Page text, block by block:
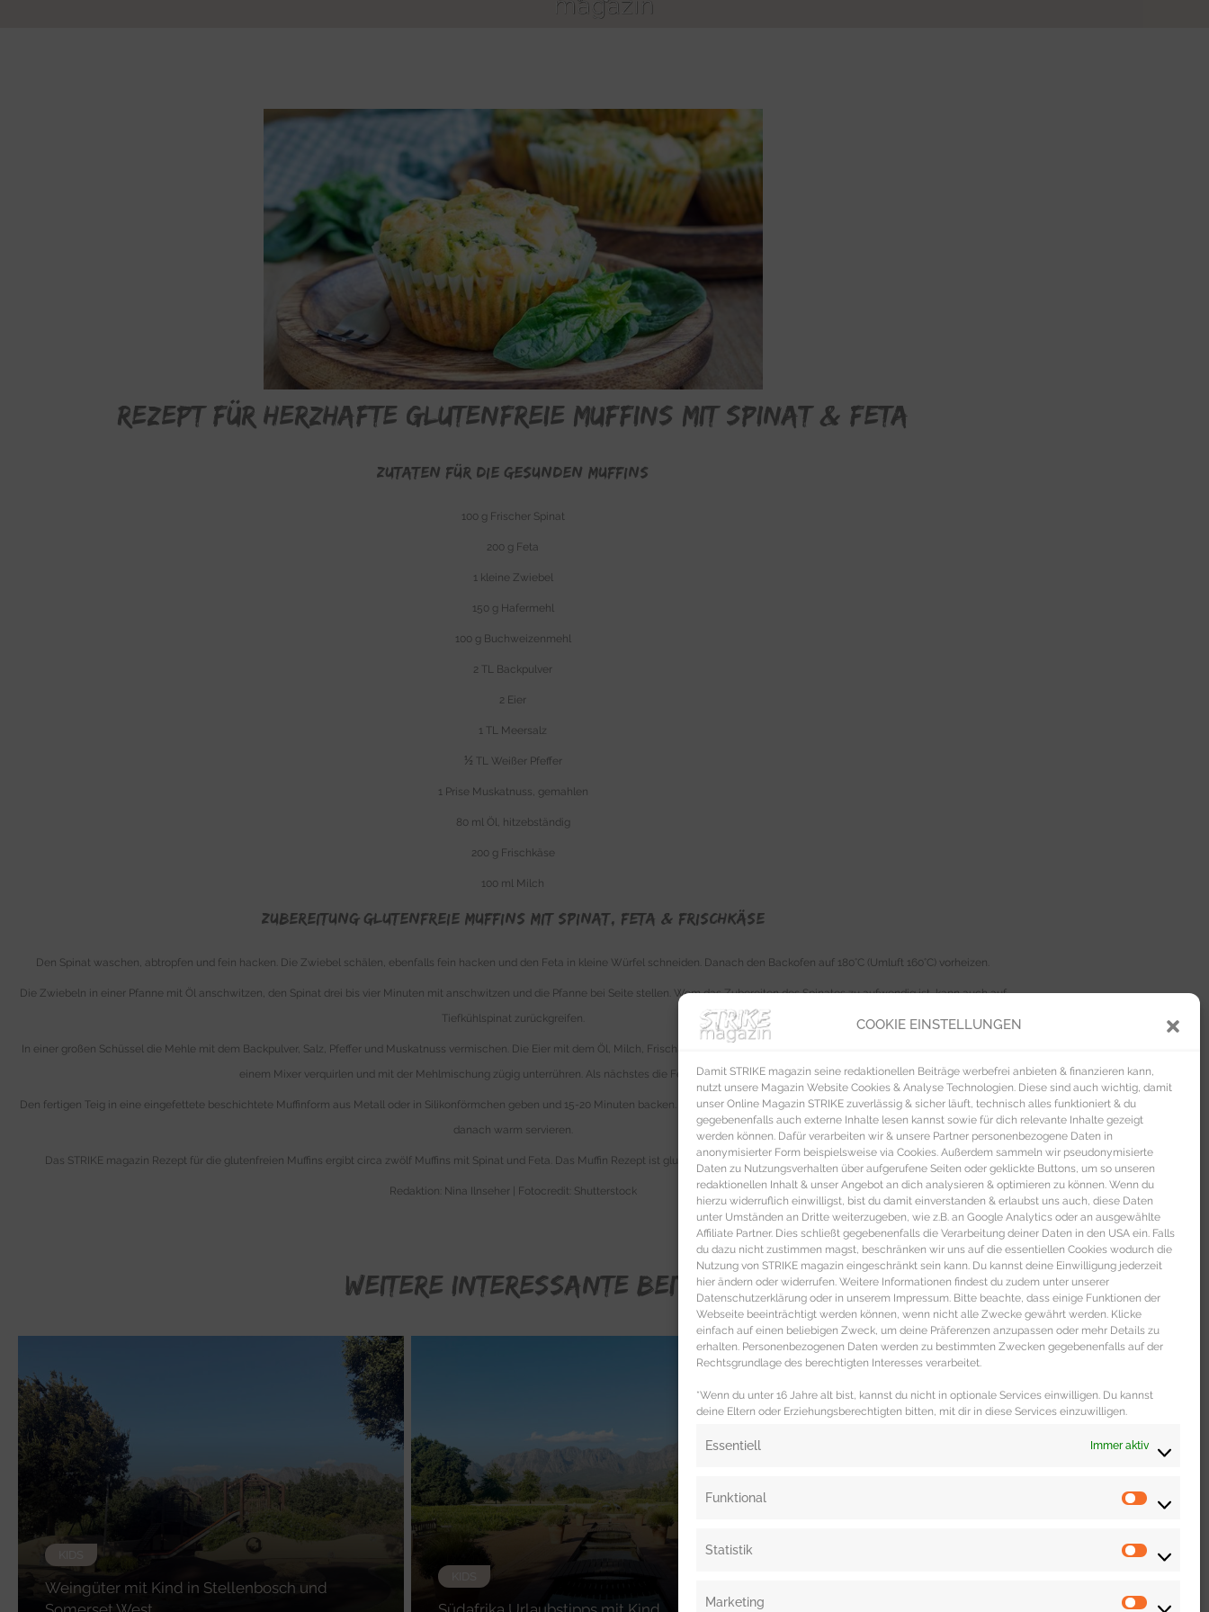
COOKIE EINSTELLUNGEN
Damit STRIKE magazin seine redaktionellen Beiträge werbefrei anbieten & finanzieren kann,
nutzt unsere Magazin Website Cookies & Analyse Technologien. Diese sind auch wichtig, damit
unser Online Magazin STRIKE zuverlässig & sicher läuft, technisch alles funktioniert & du
gegebenenfalls auch externe Inhalte lesen kannst sowie für dich relevante Inhalte gezeigt
werden können. Dafür verarbeiten wir & unsere Partner personenbezogene Daten in
anonymisierter Form beispielsweise via Cookies. Außerdem sammeln wir pseudonymisierte
Daten zu Nutzungsverhalten über aufgerufene Seiten oder geklickte Buttons, um so unseren
redaktionellen Inhalt & unser Angebot an dich analysieren & optimieren zu können. Wenn du
hierzu widerruflich einwilligst, bist du damit einverstanden & erlaubst uns auch, diese Daten
unter Umständen an Dritte weiterzugeben, wie z.B. an Google Analytics oder an ausgewählte
Affiliate Partner. Dies schließt gegebenenfalls die Verarbeitung deiner Daten in den USA ein. Falls
du dazu nicht zustimmen magst, beschränken wir uns auf die essentiellen Cookies wodurch die
Nutzung von STRIKE magazin eingeschränkt sein kann. Du kannst deine Einwilligung jederzeit
hier ändern oder widerrufen. Weitere Informationen findest du zudem unter unserer
Datenschutzerklärung oder in unserem Impressum. Bitte beachte, dass einige Funktionen der
Webseite beeinträchtigt werden können, wenn nicht alle Zwecke gewährt werden. Klicke
einfach auf einen beliebigen Zweck, um deine Präferenzen anzupassen oder mehr Details zu
erhalten. Personenbezogenen Daten werden zu bestimmten Zwecken gegebenenfalls auf der
Rechtsgrundlage des berechtigten Interesses verarbeitet.
*Wenn du unter 16 Jahre alt bist, kannst du nicht in optionale Services einwilligen. Du kannst
deine Eltern oder Erziehungsberechtigten bitten, mit dir in diese Services einzuwilligen.
Essentiell Immer aktiv
Funktional
Statistik
Marketing
Rezept für herzhafte glutenfreie Muffins mit Spinat & Feta
Zutaten für die gesunden Muffins
100 g Frischer Spinat
200 g Feta
1 kleine Zwiebel
150 g Hafermehl
100 g Buchweizenmehl
2 TL Backpulver
2 Eier
1 TL Meersalz
½ TL Weißer Pfeffer
1 Prise Muskatnuss, gemahlen
80 ml Öl, hitzebständig
200 g Frischkäse
100 ml Milch
Zubereitung glutenfreie Muffins mit Spinat, Feta & Frischkäse
Den Spinat waschen, abtropfen und fein hacken. Die Zwiebel schälen, ebenfalls fein hacken und den Feta in kleine Würfel schneiden. Danach den Backofen auf 180°C (Umluft 160°C) vorheizen.
Die Zwiebeln in einer Pfanne mit Öl anschwitzen, den Spinat drei bis vier Minuten mit anschwitzen und die Pfanne bei Seite stellen. Wem das Zubereiten des Spinates zu aufwendig ist, kann auch auf
Tiefkühlspinat zurückgreifen.
In einer großen Schüssel die Mehle mit dem Backpulver, Salz, Pfeffer und Muskatnuss vermischen. Die Eier mit dem Öl, Milch, Frischkäse und dem Spinat-Zwiebelmix in einer separaten Schüssel mit
einem Mixer verquirlen und mit der Mehlmischung zügig unterrühren. Als nächstes die Fetawürfel unterheben.
Den fertigen Teig in eine eingefettete beschichtete Muffinform aus Metall oder in Silikonförmchen geben und 15-20 Minuten backen. Anschließend auf dem Blech circa fünf Minuten ruhen lassen und
danach warm servieren.
Das STRIKE magazin Rezept für die glutenfreien Muffins ergibt circa zwölf Muffins mit Spinat und Feta. Das Muffin Rezept ist glutenfrei, vegetarisch und passend für die Low Carb Ernährung.
Redaktion: Nina Ilnseher | Fotocredit: Shutterstock
WEITERE INTERESSANTE BEITRÄGE FÜR DICH
Weingüter mit Kind in Stellenbosch und